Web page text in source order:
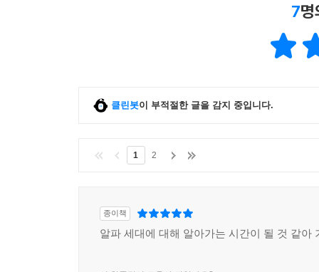
7
클린봇이 부적절한 글을 감지 중입니다.
1 2
종이책
알파 세대에 대해 알아가는 시간이 될 것 같아